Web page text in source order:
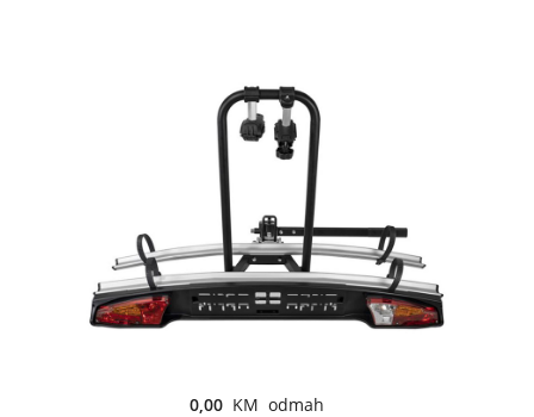
0,00 KM odmah